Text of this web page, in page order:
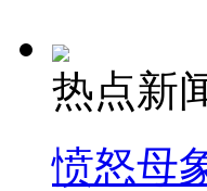
热点新
愤怒母